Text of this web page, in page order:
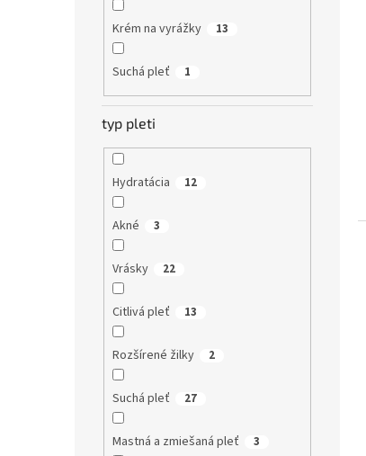
Krém na vyrážky 13
Suchá pleť 1
typ pleti
Hydratácia 12
Akné 3
Vrásky 22
Citlivá pleť 13
Rozšírené žilky 2
Suchá pleť 27
Mastná a zmiešaná pleť 3